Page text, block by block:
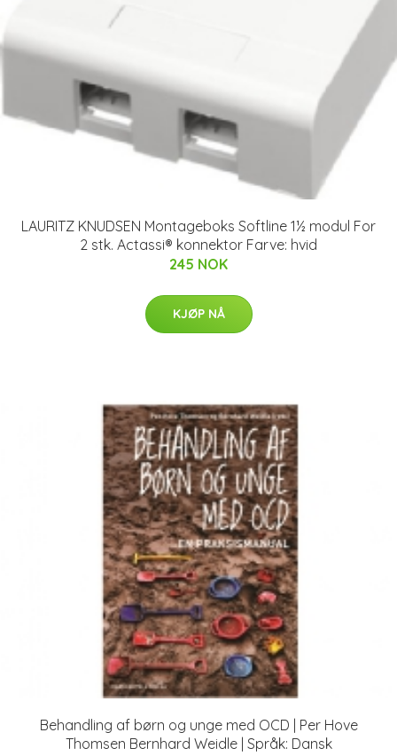
LAURITZ KNUDSEN Montageboks Softline 1½ modul For
2 stk. Actassi® konnektor Farve: hvid
245 NOK
KJØP NÅ
Behandling af børn og unge med OCD | Per Hove
Thomsen Bernhard Weidle | Språk: Dansk